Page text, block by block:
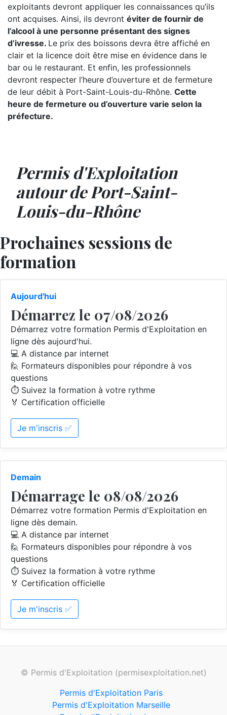
exploitants devront appliquer les connaissances qu’ils
ont acquises. Ainsi, ils devront éviter de fournir de
l’alcool à une personne présentant des signes
d’ivresse. Le prix des boissons devra être affiché en
clair et la licence doit être mise en évidence dans le
bar ou le restaurant. Et enfin, les professionnels
devront respecter l’heure d’ouverture et de fermeture
de leur débit à Port-Saint-Louis-du-Rhône. Cette
heure de fermeture ou d’ouverture varie selon la
préfecture.
Permis d'Exploitation
autour de Port-Saint-
Louis-du-Rhône
Prochaines sessions de
formation
Aujourd'hui
Démarrez le 07/08/2026
Démarrez votre formation Permis d'Exploitation en
ligne dès aujourd'hui.
💻 A distance par internet
🙋 Formateurs disponibles pour répondre à vos
questions
⏱️ Suivez la formation à votre rythme
🏅 Certification officielle
Je m'inscris ✅
Demain
Démarrage le 08/08/2026
Démarrez votre formation Permis d'Exploitation en
ligne dès demain.
💻 A distance par internet
🙋 Formateurs disponibles pour répondre à vos
questions
⏱️ Suivez la formation à votre rythme
🏅 Certification officielle
Je m'inscris ✅
© Permis d'Exploitation (permisexploitation.net)
Permis d'Exploitation Paris
Permis d'Exploitation Marseille